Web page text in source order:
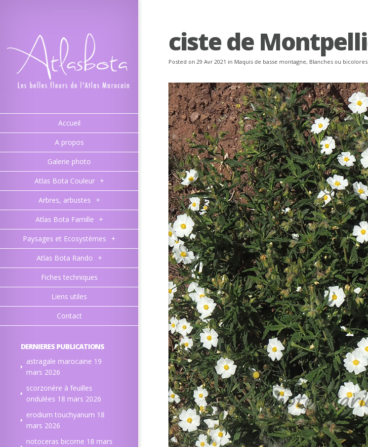
Accueil
A propos
Galerie photo
Atlas Bota Couleur +
Arbres, arbustes +
Atlas Bota Famille +
Paysages et Ecosystèmes +
Atlas Bota Rando +
Fiches techniques
Liens utiles
Contact
DERNIERES PUBLICATIONS
astragale marocaine 19
mars 2026
scorzonère à feuilles
ondulées 18 mars 2026
erodium touchyanum 18
mars 2026
notoceras bicorne 18 mars
ciste de
Posted on 29 Avr 2021 in Maquis de basse montagne, Blanches ou bicolores